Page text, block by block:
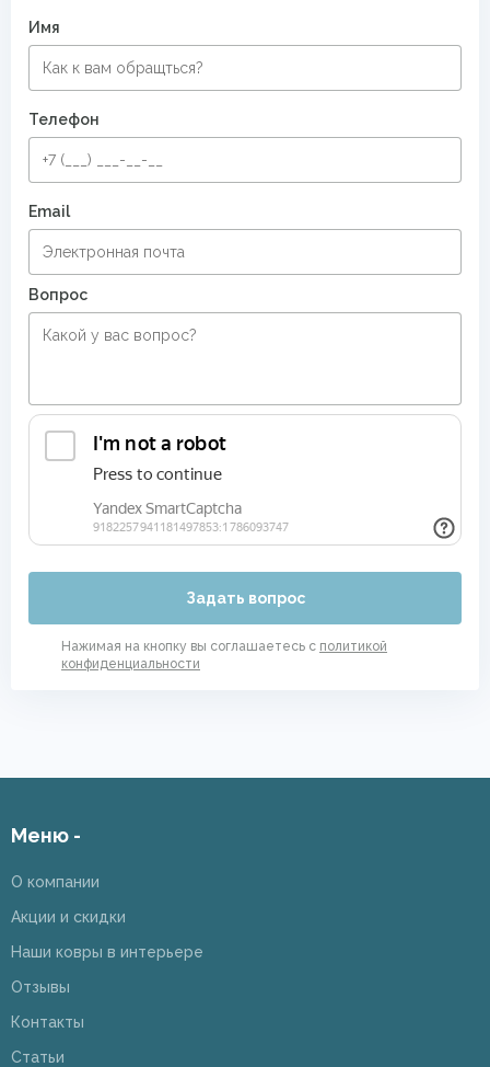
Имя
Телефон
Email
Вопрос
Задать вопрос
Нажимая на кнопку вы соглашаетесь с политикой
конфиденциальности
Меню -
О компании
Акции и скидки
Наши ковры в интерьере
Отзывы
Контакты
Статьи